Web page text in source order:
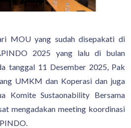
MOU yang sudah disepakati di
2025 yang lalu di bulan
tanggal 11 Desember 2025, Pak
UMKM dan Koperasi dan juga
Komite Sustaonability Bersama
mengadakan meeting koordinasi